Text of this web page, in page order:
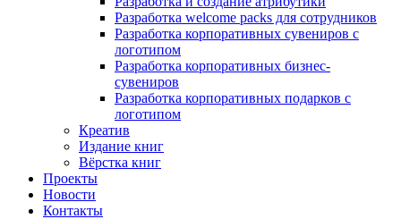
Разработка welcome packs для сотрудников
Разработка корпоративных сувениров с
логотипом
Разработка корпоративных бизнес-
сувениров
Разработка корпоративных подарков с
логотипом
Креатив
Издание книг
Вёрстка книг
Проекты
Новости
Контакты